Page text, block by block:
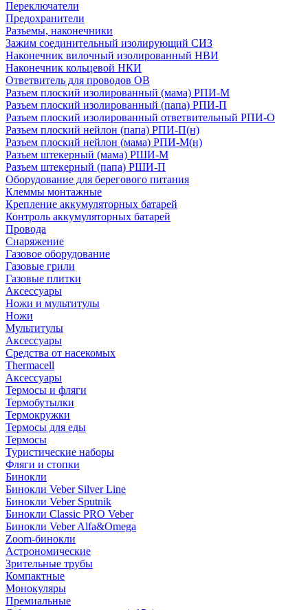
Переключатели
Предохранители
Разъемы, наконечники
Зажим соединительный изолирующий СИЗ
Наконечник вилочный изолированный НВИ
Наконечник кольцевой НКИ
Ответвитель для проводов ОВ
Разъем плоский изолированный (мама) РПИ-М
Разъем плоский изолированный (папа) РПИ-П
Разъем плоский изолированный ответвительный РПИ-О
Разъем плоский нейлон (папа) РПИ-П(н)
Разъем плоский нейлон (мама) РПИ-М(н)
Разъем штекерный (мама) РШИ-М
Разъем штекерный (папа) РШИ-П
Оборудование для берегового питания
Клеммы монтажные
Крепление аккумуляторных батарей
Контроль аккумуляторных батарей
Провода
Снаряжение
Газовое оборудование
Газовые грили
Газовые плитки
Аксессуары
Ножи и мультитулы
Ножи
Мультитулы
Аксессуары
Средства от насекомых
Thermacell
Аксессуары
Термосы и фляги
Термобутылки
Термокружки
Термосы для еды
Термосы
Туристические наборы
Фляги и стопки
Бинокли
Бинокли Veber Silver Line
Бинокли Veber Sputnik
Бинокли Classic PRO Veber
Бинокли Veber Alfa&Omega
Zoom-бинокли
Астрономические
Зрительные трубы
Компактные
Монокуляры
Премиальные